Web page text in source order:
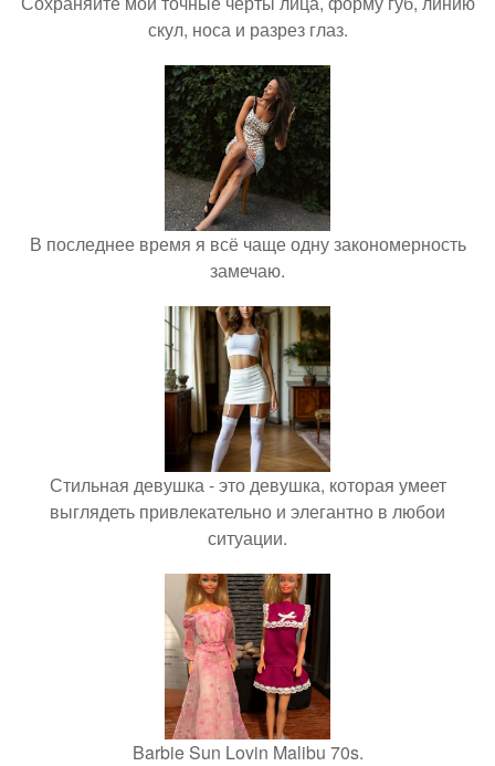
скул, носа и разрез глаз.
В последнее время я всё чаще одну закономерность
замечаю.
Стильная девушка - это девушка, которая умеет
выглядеть привлекательно и элегантно в любои
ситуации.
Barbie Sun Lovin Malibu 70s.